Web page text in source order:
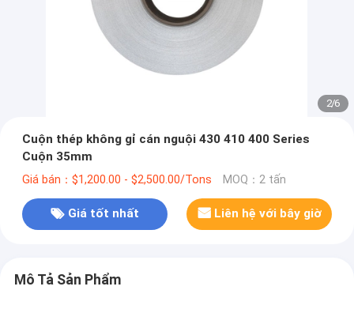
2/6
Cuộn thép không gỉ cán nguội 430 410 400 Series
Cuộn 35mm
Giá bán：$1,200.00 - $2,500.00/Tons MOQ：2 tấn
Giá tốt nhất Liên hệ với bây giờ
Mô Tả Sản Phẩm